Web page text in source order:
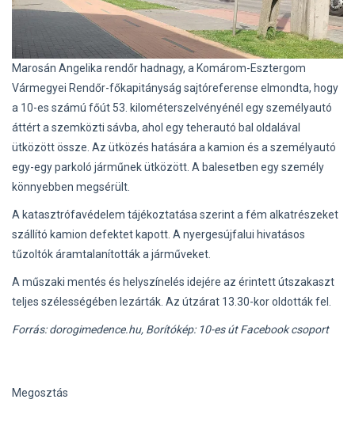
Marosán Angelika rendőr hadnagy, a Komárom-Esztergom
Vármegyei Rendőr-főkapitányság sajtóreferense elmondta, hogy
a 10-es számú főút 53. kilométerszelvényénél egy személyautó
áttért a szemközti sávba, ahol egy teherautó bal oldalával
ütközött össze. Az ütközés hatására a kamion és a személyautó
egy-egy parkoló járműnek ütközött. A balesetben egy személy
könnyebben megsérült.
A katasztrófavédelem tájékoztatása szerint a fém alkatrészeket
szállító kamion defektet kapott. A nyergesújfalui hivatásos
tűzoltók áramtalanították a járműveket.
A műszaki mentés és helyszínelés idejére az érintett útszakaszt
teljes szélességében lezárták. Az útzárat 13.30-kor oldották fel.
Forrás: dorogimedence.hu, Borítókép: 10-es út Facebook csoport
Megosztás